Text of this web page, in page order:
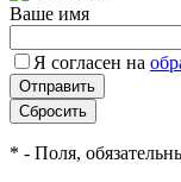
Ваше имя
Я согласен на
* - Поля,